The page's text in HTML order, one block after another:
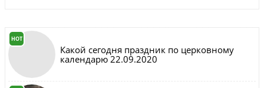
HOT
Какой сегодня праздник по церковному
календарю 22.09.2020